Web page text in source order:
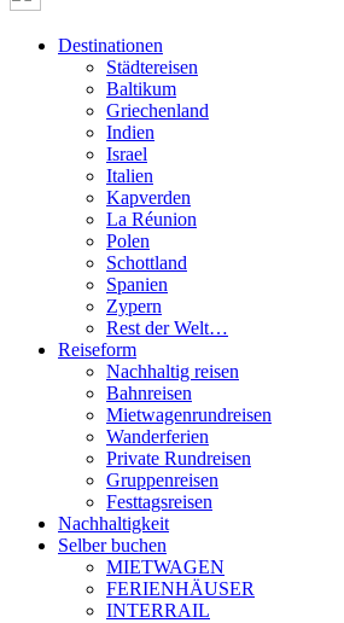
Destinationen
Städtereisen
Baltikum
Griechenland
Indien
Israel
Italien
Kapverden
La Réunion
Polen
Schottland
Spanien
Zypern
Rest der Welt…
Reiseform
Nachhaltig reisen
Bahnreisen
Mietwagenrundreisen
Wanderferien
Private Rundreisen
Gruppenreisen
Festtagsreisen
Nachhaltigkeit
Selber buchen
MIETWAGEN
FERIENHÄUSER
INTERRAIL